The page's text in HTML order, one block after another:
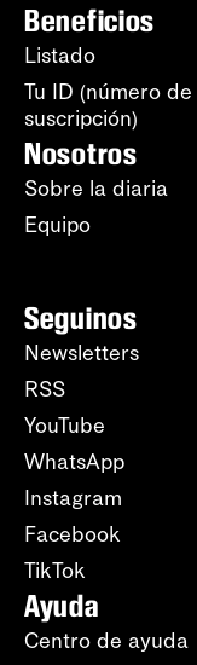
Beneficios
Listado
Tu ID (número de
suscripción)
Nosotros
Sobre la diaria
Equipo
Seguinos
Newsletters
RSS
YouTube
WhatsApp
Instagram
Facebook
TikTok
Ayuda
Centro de ayuda